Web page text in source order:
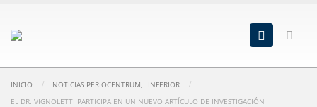
INICIO NOTICIAS PERIOCENTRUM,
INFERIOR
EL DR. VIGNOLETTI PARTICIPA EN UN NUEVO ARTÍCULO DE INVESTIGACIÓN